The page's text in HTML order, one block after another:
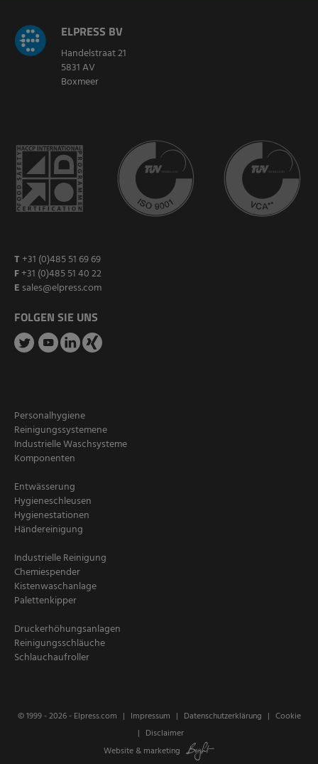
ELPRESS BV
Handelstraat 21
5831 AV
Boxmeer
T +31 (0)485 51 69 69
F+31 (0)485 51 40 22
E sales@elpress.com
FOLGEN SIE UNS
Personalhygiene
Reinigungssystemene
Industrielle Waschsysteme
Komponenten
Entwässerung
Hygieneschleusen
Hygienestationen
Händereinigung
Industrielle Reinigung
Chemiespender
Kistenwaschanlage
Palettenkipper
Druckerhöhungsanlagen
Reinigungsschläuche
Schlauchaufroller
© 1999 - 2026 - Elpress.com Impressum Datenschutzerklärung
Cookie
Disclaimer
Website & marketing